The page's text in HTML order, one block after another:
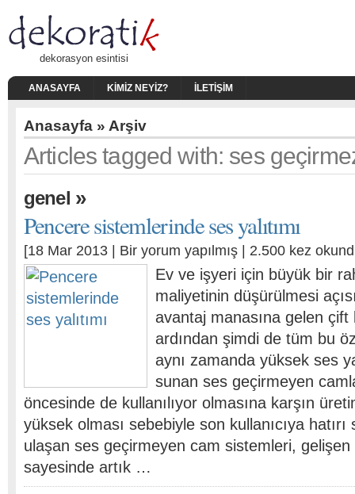
dekorasyon esintisi
ANASAYFA KIMIZ NEYIZ? İLETIŞIM
Anasayfa » Arşiv
Articles tagged with: ses
genel »
Pencere sistemlerinde ses yalıtımı
[18 Mar 2013 | Bir yorum yapılmış | 2.500 kez
Ev ve işyeri için büyük bir
maliyetinin düşürülmesi
avantaj manasına gelen çift
ardından şimdi de tüm bu
aynı zamanda yüksek ses
sunan ses geçirmeyen
öncesinde de kullanılıyor olmasına karşın
yüksek olması sebebiyle son kullanıcıya hatırı
ulaşan ses geçirmeyen cam sistemleri,
sayesinde artık …